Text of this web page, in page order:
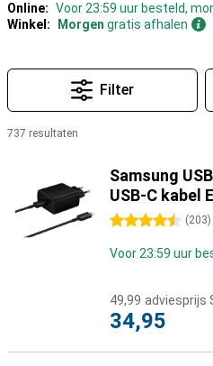
Online: Voor 23:59 uur besteld,
Winkel:
Morgen gratis afhalen
Filter
737 resultaten
Samsung
USB-C kabel
4.5 sterren (203)
Voor 23:59 uur
49,99 adviesprijs
34,95